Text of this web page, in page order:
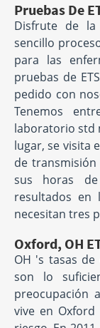
Pruebas De
Disfrute de
sencillo
para las
pruebas de
pedido con
Tenemos
laboratorio std
lugar, se visita
de
sus horas
resultados en
necesitan tres
Oxford, OH
OH 's tasas
son lo
preocupación
vive en